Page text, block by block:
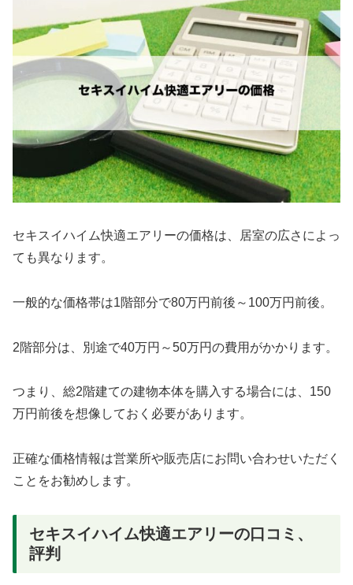
セキスイハイム快適エアリーの価格は、居室の広さによっ
ても異なります。
一般的な価格帯は1階部分で80万円前後～100万円前後。
2階部分は、別途で40万円～50万円の費用がかかります。
つまり、総2階建ての建物本体を購入する場合には、150
万円前後を想像しておく必要があります。
正確な価格情報は営業所や販売店にお問い合わせいただく
ことをお勧めします。
セキスイハイム快適エアリーの口コミ、
評判